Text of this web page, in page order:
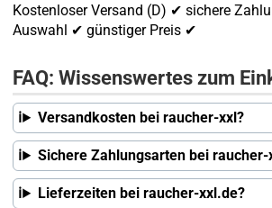
Kostenloser Versand (D) ✔ sichere
Auswahl ✔ günstiger Preis ✔
FAQ: Wissenswertes zum
Versandkosten bei raucher-xxl?
Sichere Zahlungsarten bei raucher-
Lieferzeiten bei raucher-xxl.de?